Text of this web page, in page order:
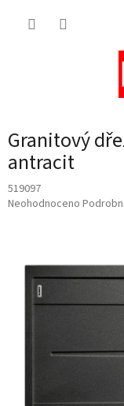
Granitový
antracit
519097
Průměrné
hvězdiček.
Neohodnoceno